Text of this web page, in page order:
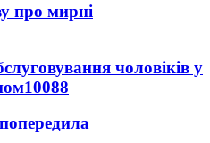
про мирні
чоловіків у
10088